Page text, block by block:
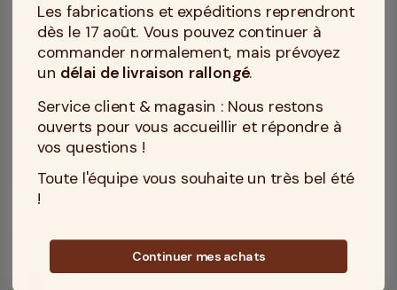
Soutien : Souple
Accueil : Moelleux
Epaisseur du matelas : 21 cm
Housse (Coutil) : 60% coton, 40% viscose de bambou
5/5(9)
Prix
Mousse
Les fabrications et expéditions reprendront
dès le 17 août. Vous pouvez continuer à
commander normalement, mais prévoyez
un délai de livraison rallongé.
Service client & magasin : Nous restons
ouverts pour vous accueillir et répondre à
vos questions !
Toute l'équipe vous souhaite un très bel été
!
Continuer mes achats